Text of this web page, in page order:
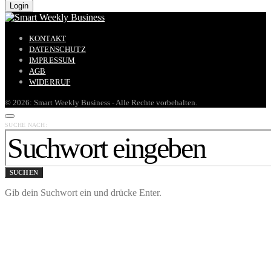
KONTAKT
DATENSCHUTZ
IMPRESSUM
AGB
WIDERRUF
© 2026: Smart Weekly Business - Alle Rechte vorbehalten.
SUCHE NACH:
SUCHEN
Gib dein Suchwort ein und drücke Enter.